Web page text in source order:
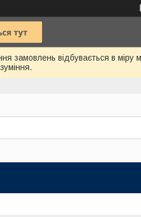
замовлень відбувається в міру